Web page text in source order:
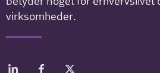
virksomheder.